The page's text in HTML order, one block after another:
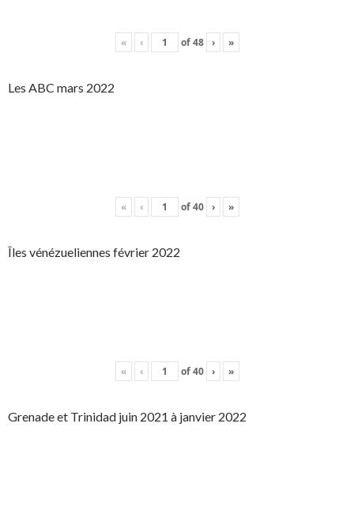
« ‹ of48 › »
Les ABC mars 2022
« ‹ of40 › »
Îles vénézueliennes février 2022
« ‹ of40 › »
Grenade et Trinidad juin 2021 à janvier 2022